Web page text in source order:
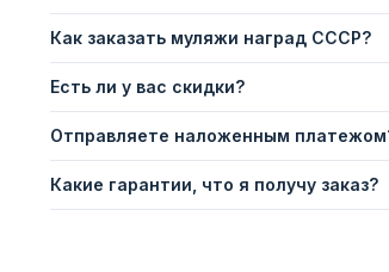
Как заказать муляжи наград СССР?
Есть ли у вас скидки?
Отправляете наложенным
Какие гарантии, что я получу заказ?